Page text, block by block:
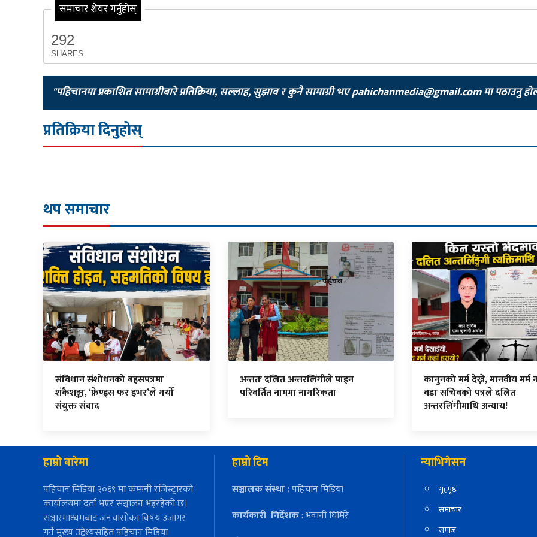
समाचार शेयर गर्नुहोस्
292
SHARES
"पहिचानमा प्रकाशित सामाग्रीबारे प्रतिक्रिया, सल्लाह, सुझाव र कुनै सामाग्री भएpahichanmedia@gmail.comमा पठाउनु
प्रतिक्रिया दिनुहोस्
थप समाचार
संविधान संशोधनको बहसपत्रमा
शंकैशङ्का, ‘फ्रेण्ड्स फर इभर’ले गर्यो
संयुक्त संवाद
अन्ततः दलित अन्तरलिंगीले पाइन
परिवर्तित नाममा नागरिकता
कानुनको मर्म देख्ने, मानवीय मर्म
वडा सचिवको पत्रले दलित
अन्तरलिंगीमाथि अन्याय!
हाम्रो बारेमा
पहिचान मिडिया २०६९ मा कम्पनी रजिस्ट्रारको
कार्यालयमा दर्ता भएर सञ्चालन भइरहेको छ।
सञ्चारमाध्यमबाट जनचासोका विषय उजागर
गर्ने मुख्य उद्देश्यसहित पहिचान मिडिया
हाम्रो टिम
सञ्चालक संस्था :पहिचान मिडिया
कार्यकारी निर्देशक: भवानी घिमिरे
न्याभिगेसन
गृहपृष्ठ
समाचार
समाज